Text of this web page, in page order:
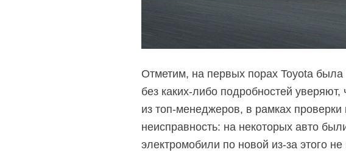
Отметим, на первых порах Toyota
без каких-либоподробностей уверяют,
из топ-менеджеров, в рамках
неисправность: на некоторых авто
электромобили по новой из-за этого